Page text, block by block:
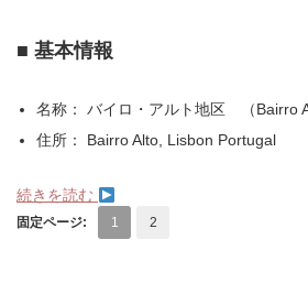
■ 基本情報
名称： バイロ・アルト地区 （Bairro
住所： Bairro Alto, Lisbon Portugal
続きを読む
固定ページ: 1 2